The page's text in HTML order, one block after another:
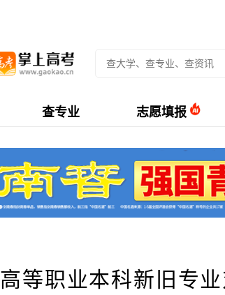
查专业 志愿填报
高等职业本科新旧专